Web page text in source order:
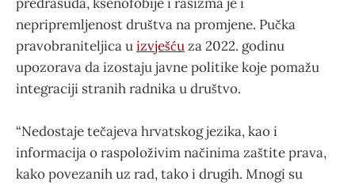
nepripremljenost društva na promjene. Pučka
pravobraniteljica uizvješćuza 2022. godinu
upozorava da izostaju javne politike koje pomažu
integraciji stranih radnika u društvo.
“Nedostaje tečajeva hrvatskog jezika, kao i
informacija o raspoloživim načinima zaštite prava,
kako povezanih uz rad, tako i drugih. Mnogi su